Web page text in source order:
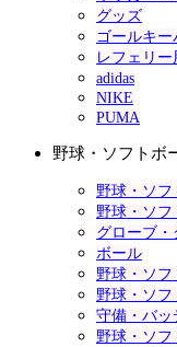
グッズ
ゴールキー
レフェリー
adidas
NIKE
PUMA
野球・ソフトボ
野球・ソフ
野球・ソフ
グローブ・
ボール
野球・ソフ
野球・ソフ
守備・バッ
野球・ソフ